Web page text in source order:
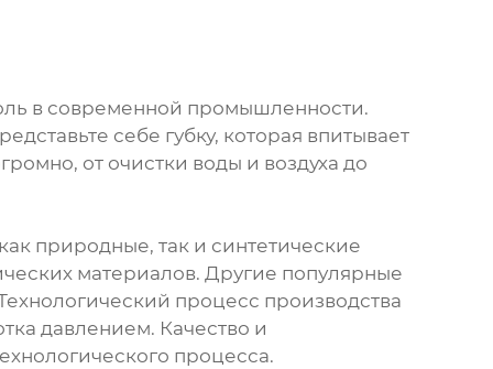
в современной промышленности.
себе губку, которая впитывает
от очистки воды и воздуха до
природные, так и синтетические
материалов. Другие популярные
процесс производства
давлением. Качество и
процесса.